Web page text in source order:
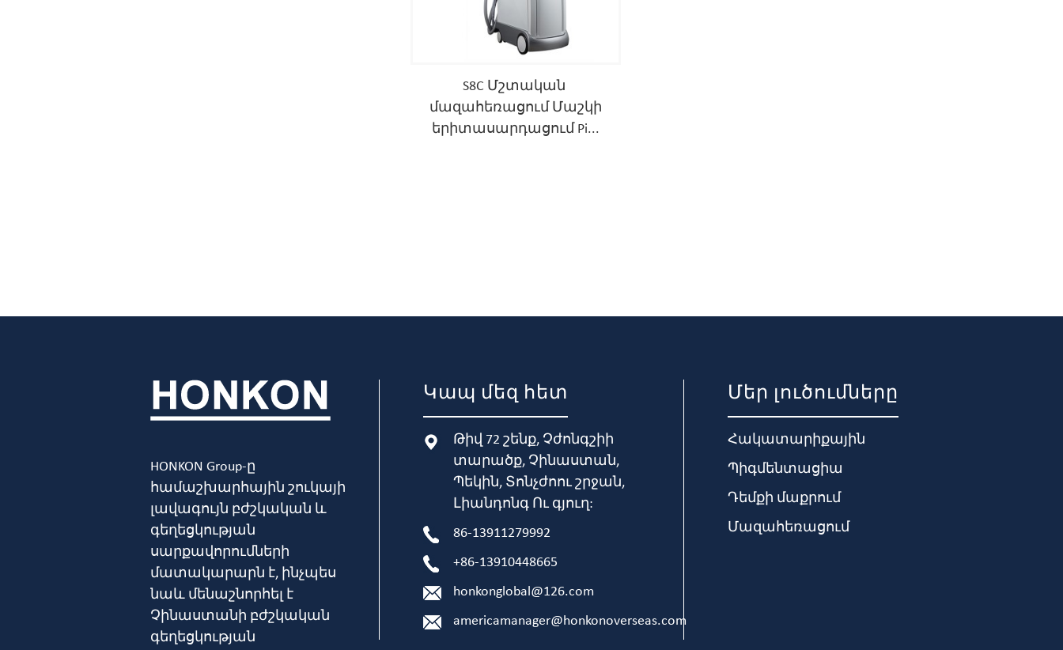
S8C Մշտական ​​
մազահեռացում Մաշկի
երիտասարդացում Pi...
HONKON Group-ը
համաշխարհային շուկայի
լավագույն բժշկական և
գեղեցկության
սարքավորումների
մատակարարն է, ինչպես
նաև մենաշնորհել է
Չինաստանի բժշկական
գեղեցկության
Կապ մեզ հետ
Թիվ 72 շենք, Չժոնգշիի
տարածք, Չինաստան,
Պեկին, Տոնչժոու շրջան,
Լիանդոնգ Ու գյուղ:
86-13911279992
+86-13910448665
honkonglobal@126.com
americamanager@honkonoverseas.com
Մեր լուծումները
Հակատարիքային
Պիգմենտացիա
Դեմքի մաքրում
Մազահեռացում